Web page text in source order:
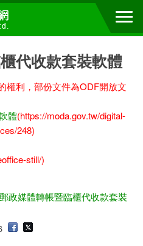
代收款套裝軟體
權利，部份文件為ODF開放文
體(https://moda.gov.tw/digital-
248)
still/)
郵政媒體轉帳暨臨櫃代收款套裝